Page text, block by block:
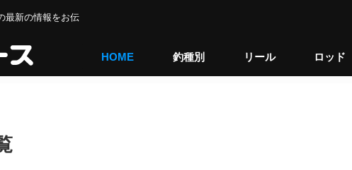
最新の情報をお伝
HOME 釣種別 リール ロッド